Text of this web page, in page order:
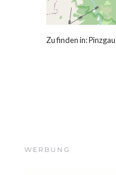
Zu finden in:Pinzgau
WERBUNG